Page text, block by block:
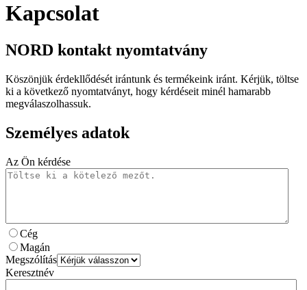
Kapcsolat
NORD kontakt nyomtatvány
Köszönjük érdekllődését irántunk és termékeink iránt. Kérjük, töltse
ki a következő nyomtatványt, hogy kérdéseit minél hamarabb
megválaszolhassuk.
Személyes adatok
Az Ön kérdése
Cég
Magán
Megszólítás
Keresztnév